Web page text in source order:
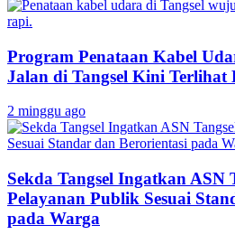
Program Penataan Kabel
Jalan di Tangsel Kini Terlihat
2 minggu ago
Sekda Tangsel Ingatkan ASN
Pelayanan Publik Sesuai
pada Warga